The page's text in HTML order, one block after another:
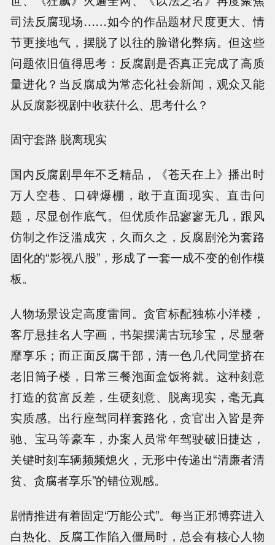
司法反腐现场……如今的作品题材尺度更大、情
节更接地气，摆脱了以往的脸谱化弊病。但这些
问题依旧值得思考：反腐剧是否真正完成了高质
量进化？当反腐成为常态化社会新闻，观众又能
从反腐影视剧中收获什么、思考什么？
固守套路 脱离现实
国内反腐剧早年不乏精品，《苍天在上》播出时
万人空巷、口碑爆棚，敢于直面现实、直击问
题，尽显创作底气。但优质作品寥寥无几，跟风
仿制之作泛滥成灾，久而久之，反腐剧沦为套路
固化的“影视八股”，形成了一套一成不变的创作模
板。
人物场景设定高度雷同。贪官标配独栋小洋楼，
客厅悬挂名人字画，书架摆满古玩珍宝，尽显奢
靡享乐；而正面反腐干部，清一色几代同堂挤在
老旧筒子楼，日常三餐泡面盒饭将就。这种刻意
打造的贫富反差，生硬刻意、脱离现实，毫无真
实质感。出行座驾同样套路化，贪官出入皆是奔
驰、宝马等豪车，办案人员常年驾驶破旧捷达，
关键时刻车辆频频熄火，无形中传递出“清廉者清
贫、贪腐者享乐”的错位观感。
剧情推进有着固定“万能公式”。每当正邪博弈进入
白热化、反腐工作陷入僵局时，总会有核心人物